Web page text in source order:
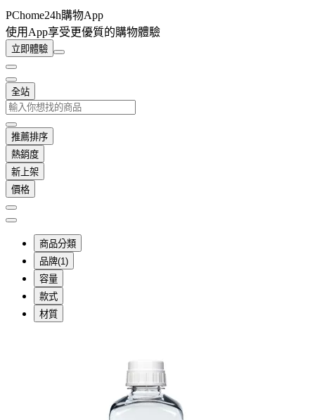
PChome24h購物App
使用App享受更優質的購物體驗
立即體驗
全站
推薦排序
熱銷度
新上架
價格
商品分類
品牌(1)
容量
款式
材質